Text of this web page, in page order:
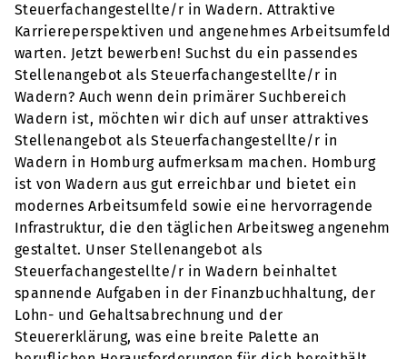
Steuerfachangestellte/r in Wadern. Attraktive
Karriereperspektiven und angenehmes Arbeitsumfeld
warten. Jetzt bewerben! Suchst du ein passendes
Stellenangebot als Steuerfachangestellte/r in
Wadern? Auch wenn dein primärer Suchbereich
Wadern ist, möchten wir dich auf unser attraktives
Stellenangebot als Steuerfachangestellte/r in
Wadern in Homburg aufmerksam machen. Homburg
ist von Wadern aus gut erreichbar und bietet ein
modernes Arbeitsumfeld sowie eine hervorragende
Infrastruktur, die den täglichen Arbeitsweg angenehm
gestaltet. Unser Stellenangebot als
Steuerfachangestellte/r in Wadern beinhaltet
spannende Aufgaben in der Finanzbuchhaltung, der
Lohn- und Gehaltsabrechnung und der
Steuererklärung, was eine breite Palette an